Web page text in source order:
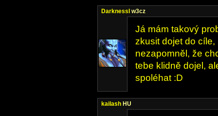
DarknessI w3cz
Já mám takový
zkusit dojet do
nezapomněl, že
tebe klidně dojel,
spoléhat :D
kailash HU